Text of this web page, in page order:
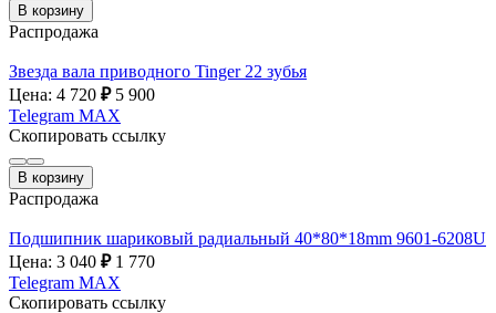
В корзину
Распродажа
Звезда вала приводного Tinger 22 зубья
Цена: 4 720 ₽ 5 900
Telegram MAX
Скопировать ссылку
В корзину
Распродажа
Подшипник шариковый радиальный 40*80*18mm 9601-6208U
Цена: 3 040 ₽ 1 770
Telegram MAX
Скопировать ссылку